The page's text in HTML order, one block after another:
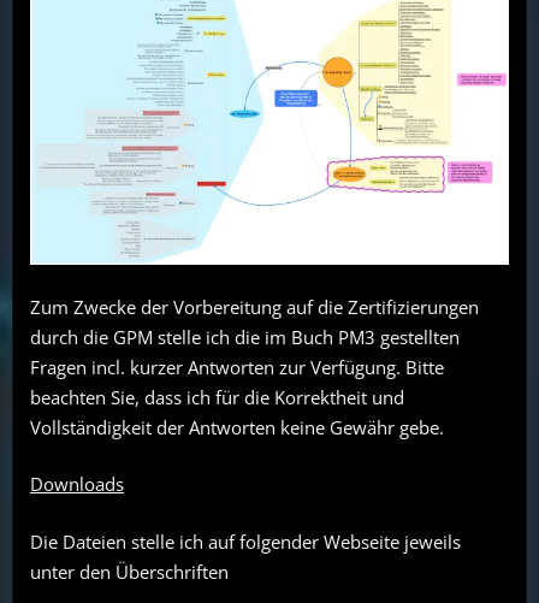
Zum Zwecke der Vorbereitung auf die Zertifizierungen
durch die GPM stelle ich die im Buch PM3 gestellten
Fragen incl. kurzer Antworten zur Verfügung. Bitte
beachten Sie, dass ich für die Korrektheit und
Vollständigkeit der Antworten keine Gewähr gebe.
Downloads
Die Dateien stelle ich auf folgender Webseite jeweils
unter den Überschriften